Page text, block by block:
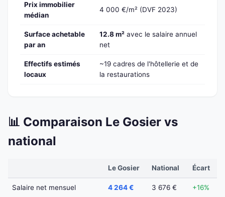
Prix immobilier
médian
4 000 €/m² (DVF 2023)
Surface achetable
par an
12.8 m² avec le salaire annuel
net
Effectifs estimés
locaux
~19 cadres de l'hôtellerie et de
la restaurations
📊 Comparaison Le Gosier vs
national
Le Gosier National Écart
Salaire net mensuel 4 264 € 3 676 € +16%